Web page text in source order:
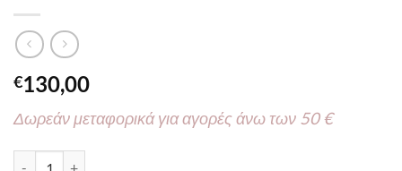
€130,00
Δωρεάν μεταφορικά για αγορές άνω των 50 €